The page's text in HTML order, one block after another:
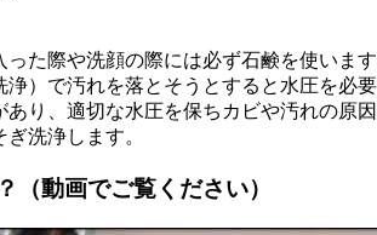
った際や洗顔の際には必ず石鹸を使いま
浄）で汚れを落とそうとすると水圧を必
あり、適切な水圧を保ちカビや汚れの原
洗浄します。
（動画でご覧ください）